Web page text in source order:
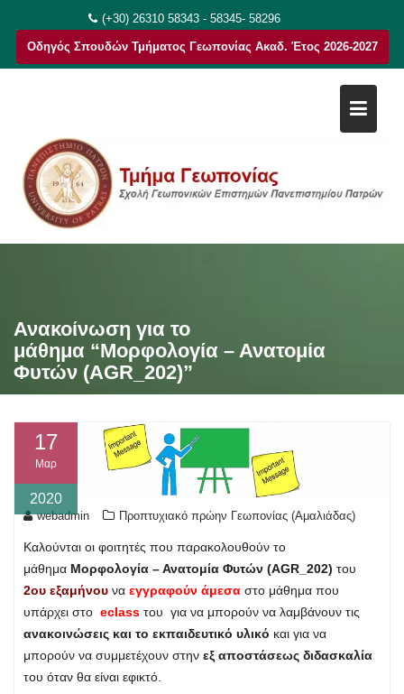
στο
περιεχόμενο
(+30) 26310 58343 - 58345- 58296
Οδηγός Σπουδών Τμήματος Γεωπονίας Ακαδ. Έτος 2026-2027
Ανακοίνωση για το
μάθημα “Μορφολογία – Ανατομία
Φυτών (AGR_202)”
17
Μαρ
2020
webadmin Προπτυχιακό πρώην Γεωπονίας (Αμαλιάδας)
Καλούνται οι φοιτητές που παρακολουθούν το
μάθημα Μορφολογία – Ανατομία Φυτών (AGR_202) του
2ου εξαμήνου να εγγραφούν άμεσα στο μάθημα που
υπάρχει στο eclass του για να μπορούν να λαμβάνουν τις
ανακοινώσεις και το εκπαιδευτικό υλικό και για να
μπορούν να συμμετέχουν στην εξ αποστάσεως διδασκαλία
του όταν θα είναι εφικτό.